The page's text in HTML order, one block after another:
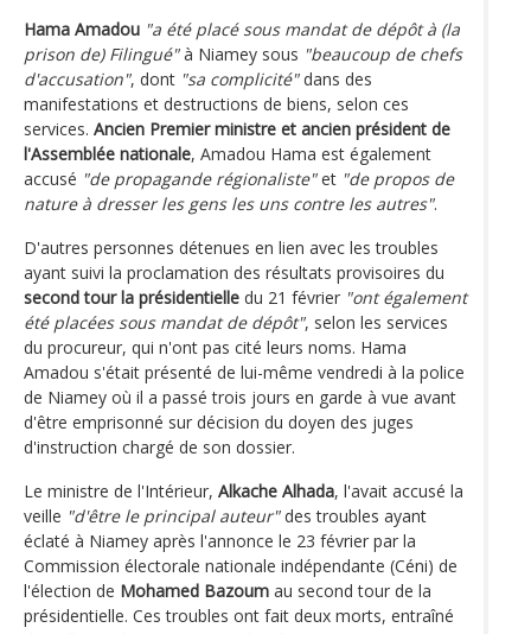
Hama Amadou "a été placé sous mandat de dépôt à (la
prison de) Filingué"à Niamey sous "beaucoup de chefs
d'accusation", dont "sa complicité"dans des
manifestations et destructions de biens, selon ces
services. Ancien Premier ministre et ancien président de
l'Assemblée nationale, Amadou Hama est également
accusé "de propagande régionaliste"et "de propos de
nature à dresser les gens les uns contre les autres".
D'autres personnes détenues en lien avec les troubles
ayant suivi la proclamation des résultats provisoires du
second tour la présidentielle du 21 février "ont également
été placées sous mandat de dépôt", selon les services
du procureur, qui n'ont pas cité leurs noms. Hama
Amadou s'était présenté de lui-même vendredi à la police
de Niamey où il a passé trois jours en garde à vue avant
d'être emprisonné sur décision du doyen des juges
d'instruction chargé de son dossier.
Le ministre de l'Intérieur, Alkache Alhada, l'avait accusé la
veille "d'être le principal auteur"des troubles ayant
éclaté à Niamey après l'annonce le 23 février par la
Commission électorale nationale indépendante (Céni) de
l'élection de Mohamed Bazoum au second tour de la
présidentielle. Ces troubles ont fait deux morts, entraîné